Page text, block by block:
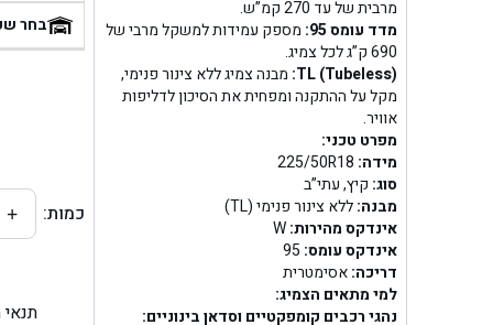
מרבית של עד 270 קמ”ש.
מדד עומס 95:
מספק עמידות למשקל מרבי של
690 ק”ג לכל צמיג.
TL (Tubeless): מבנה צמיג ללא צינור פנימי,
מקל על ההתקנה ומפחית את הסיכון לדליפות
אוויר.
מפרט טכני:
מידה:
סוג: קיץ, עתי”ב
מבנה:ללא צינור פנימי (TL)
אינדקס מהירות:
אינדקס עומס:
דריכה:אסימטרית
למי מתאים הצמיג:
נהגי רכבים קומפקטיים וסדאן בינוניים:
בן
בן
בחר
כמות: +